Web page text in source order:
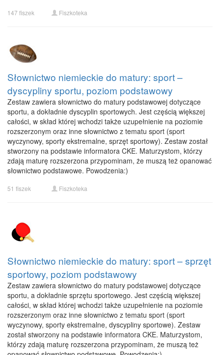
147 fiszek Fiszkoteka
Słownictwo niemieckie do matury: sport –
dyscypliny sportu, poziom podstawowy
Zestaw zawiera słownictwo do matury podstawowej dotyczące
sportu, a dokładnie dyscyplin sportowych. Jest częścią większej
całości, w skład której wchodzi także uzupełnienie na poziomie
rozszerzonym oraz inne słownictwo z tematu sport (sport
wyczynowy, sporty ekstremalne, sprzęt sportowy). Zestaw został
stworzony na podstawie informatora CKE. Maturzystom, którzy
zdają maturę rozszerzona przypominam, że muszą też opanować
słownictwo podstawowe. Powodzenia:)
51 fiszek Fiszkoteka
Słownictwo niemieckie do matury: sport – sprzęt
sportowy, poziom podstawowy
Zestaw zawiera słownictwo do matury podstawowej dotyczące
sportu, a dokładnie sprzętu sportowego. Jest częścią większej
całości, w skład której wchodzi także uzupełnienie na poziomie
rozszerzonym oraz inne słownictwo z tematu sport (sport
wyczynowy, sporty ekstremalne, dyscypliny sportowe). Zestaw
został stworzony na podstawie informatora CKE. Maturzystom,
którzy zdają maturę rozszerzona przypominam, że muszą też